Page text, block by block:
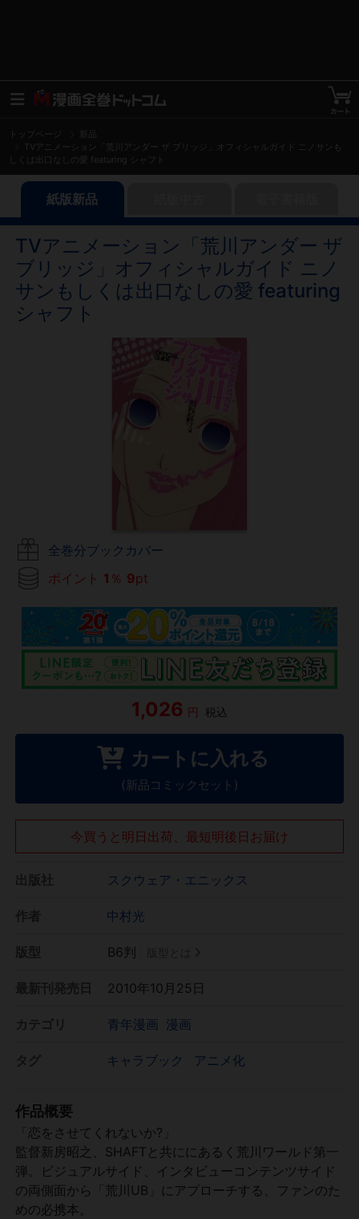
トップページ
TVアニメーション「荒川アンダー ザ ブリッジ」オフィシャルガイド ニノサンも
しくは出口なしの愛 featuring シャフト
紙版新品
TVアニメーション「荒川アンダー ザ
ブリッジ」オフィシャルガイド ニノ
サンもしくは出口なしの愛 featuring
シャフト
全巻分ブックカバー
ポイント 1 ％ 9pt
1,026 円 税込
カートに入れる
(新品コミックセット)
今買うと明日出荷、最短明後日お届け
スクウェア・エニックス
中村光
B6判
2010年10月25日
青年漫画 漫画
キャラブック アニメ化
作品概要
「恋をさせてくれないか?」
監督新房昭之、SHAFTと共ににあるく荒川ワールド第一
弾。ビジュアルサイド、インタビューコンテンツサイド
の両側面から「荒川UB」にアプローチする、ファンのた
めの必携本。